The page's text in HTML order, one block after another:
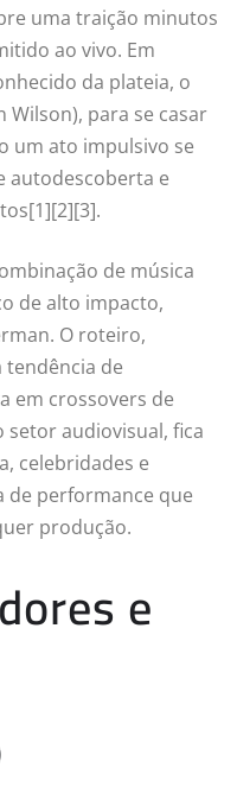
uma traição minutos
ao vivo. Em
da plateia, o
Wilson), para se casar
um ato impulsivo se
autodescoberta e
de música
de alto impacto,
O roteiro,
tendência de
em crossovers de
setor audiovisual, fica
celebridades e
de performance que
produção.
e